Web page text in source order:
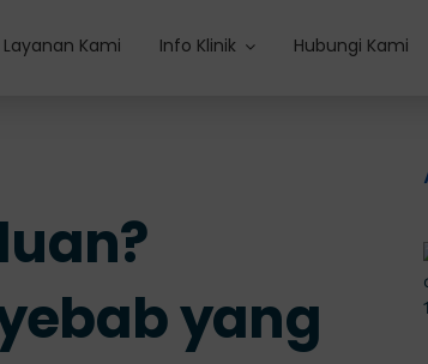
Layanan Kami Info Klinik Hubungi Kami
yang